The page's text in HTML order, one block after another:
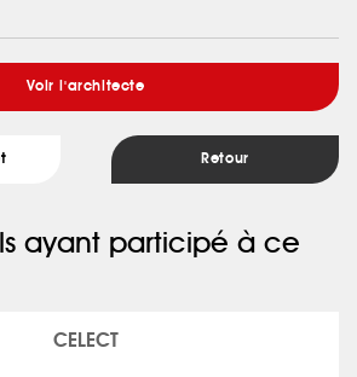
Voir l'architecte
Retour
ayant participé à ce
CELECT